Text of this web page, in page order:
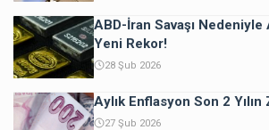
ABD-İran Savaşı Nedeniyle
Yeni Rekor!
28 Şub 2026
Aylık Enflasyon Son 2
27 Şub 2026